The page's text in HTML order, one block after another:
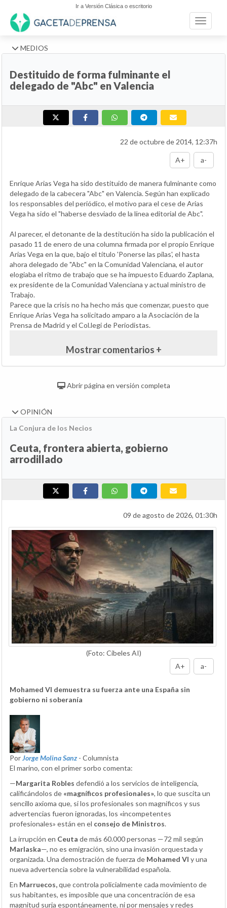
Ir a Versión Clásica o escritorio
Toggle
MEDIOS
Destituido de forma fulminante el
delegado de "Abc" en Valencia
22 de octubre de 2014, 12:37h
A+ a-
Enrique Arias Vega ha sido destituido de manera fulminante como
delegado de la cabecera "Abc" en Valencia. Según han explicado
los responsables del periódico, el motivo para el cese de Arias
Vega ha sido el "haberse desviado de la línea editorial de Abc".
Al parecer, el detonante de la destitución ha sido la publicación el
pasado 11 de enero de una columna firmada por el propio Enrique
Arias Vega en la que, bajo el título 'Ponerse las pilas', el hasta
ahora delegado de "Abc" en la Comunidad Valenciana, el autor
elogiaba el ritmo de trabajo que se ha impuesto Eduardo Zaplana,
ex presidente de la Comunidad Valenciana y actual ministro de
Trabajo.
Parece que la crisis no ha hecho más que comenzar, puesto que
Enrique Arias Vega ha solicitado amparo a la Asociación de la
Prensa de Madrid y el Col.legi de Periodistas.
Mostrar comentarios +
Abrir página en versión completa
OPINIÓN
La Conjura de los Necios
Ceuta, frontera abierta, gobierno
arrodillado
09 de agosto de 2026, 01:30h
(Foto: Cibeles AI)
A+
a-
Mohamed VI demuestra su fuerza ante una España sin
gobierno ni soberanía
PorJorge Molina Sanz - Columnista
El marino, con el primer sorbo comenta:
—Margarita Robles defendió a los servicios de inteligencia,
calificándolos de «magníficos profesionales», lo que suscita un
sencillo axioma que, si los profesionales son magníficos y sus
advertencias fueron ignoradas, los «incompetentes
profesionales» están en el consejo de Ministros.
La irrupción en Ceuta de más 60.000 personas —72 mil según
Marlaska—, no es emigración, sino una invasión orquestada y
organizada. Una demostración de fuerza de Mohamed VI y una
nueva advertencia sobre la vulnerabilidad española.
En Marruecos,que controla policialmente cada movimiento de
sus habitantes, es imposible que una concentración de esa
magnitud surja espontáneamente, ni por mensajes y redes